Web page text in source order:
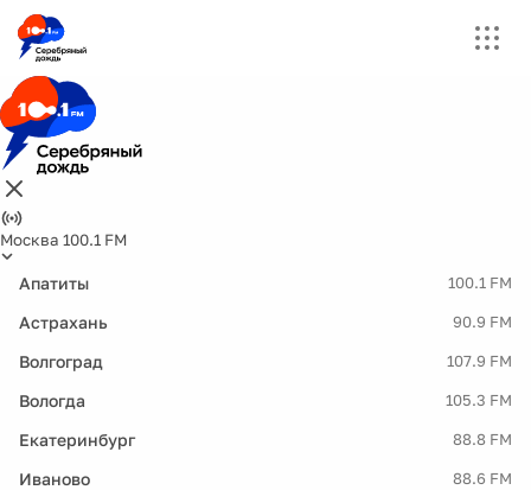
Москва 100.1 FM
Апатиты 100.1 FM
Астрахань 90.9 FM
Волгоград 107.9 FM
Вологда 105.3 FM
Екатеринбург 88.8 FM
Иваново 88.6 FM